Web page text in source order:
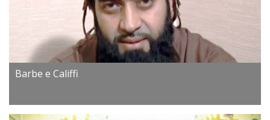
Barbe e Califfi